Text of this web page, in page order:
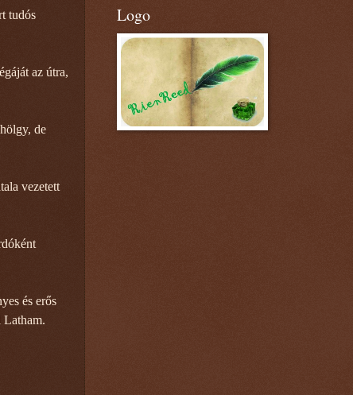
tudós
az útra,
de
vezetett
és erős
Latham.
Logo